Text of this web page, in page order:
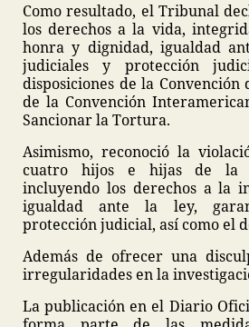
Como resultado, el Tribunal
los derechos a la vida,
honra y dignidad, igualdad
judiciales y protección
disposiciones de la Convención
de la Convención
Sancionar la Tortura.
Asimismo, reconoció la
cuatro hijos e hijas de la
incluyendo los derechos a la
igualdad ante la ley,
protección judicial, así como el
Además de ofrecer una
irregularidades en la
La publicación en el Diario